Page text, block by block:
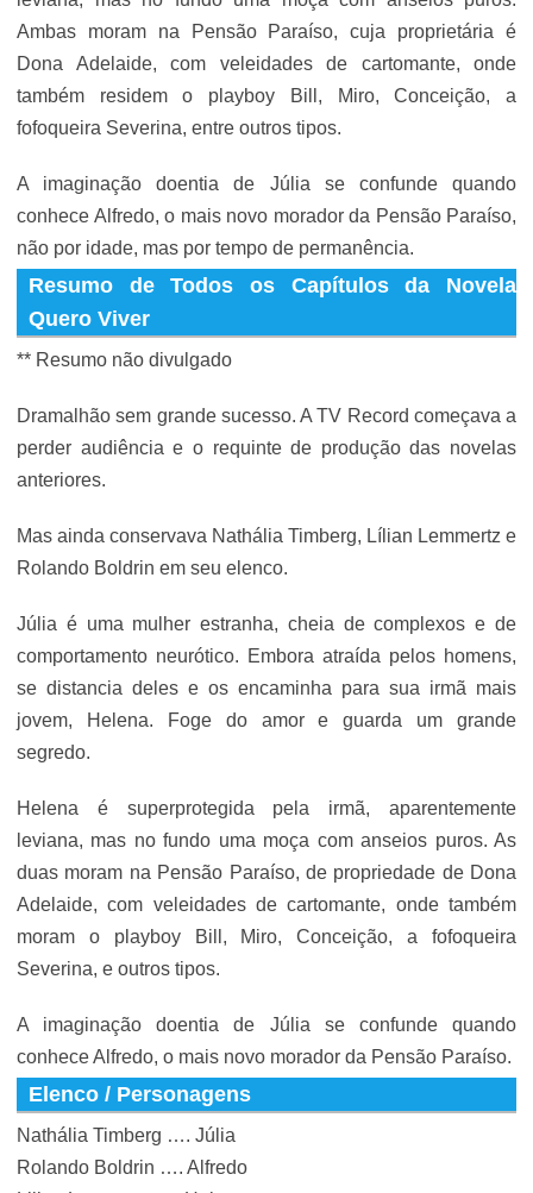
Ambas moram na Pensão Paraíso, cuja proprietária é
Dona Adelaide, com veleidades de cartomante, onde
também residem o playboy Bill, Miro, Conceição, a
fofoqueira Severina, entre outros tipos.
A imaginação doentia de Júlia se confunde quando
conhece Alfredo, o mais novo morador da Pensão Paraíso,
não por idade, mas por tempo de permanência.
Resumo de Todos os Capítulos da Novela
Quero Viver
** Resumo não divulgado
Dramalhão sem grande sucesso. A TV Record começava a
perder audiência e o requinte de produção das novelas
anteriores.
Mas ainda conservava Nathália Timberg, Lílian Lemmertz e
Rolando Boldrin em seu elenco.
Júlia é uma mulher estranha, cheia de complexos e de
comportamento neurótico. Embora atraída pelos homens,
se distancia deles e os encaminha para sua irmã mais
jovem, Helena. Foge do amor e guarda um grande
segredo.
Helena é superprotegida pela irmã, aparentemente
leviana, mas no fundo uma moça com anseios puros. As
duas moram na Pensão Paraíso, de propriedade de Dona
Adelaide, com veleidades de cartomante, onde também
moram o playboy Bill, Miro, Conceição, a fofoqueira
Severina, e outros tipos.
A imaginação doentia de Júlia se confunde quando
conhece Alfredo, o mais novo morador da Pensão Paraíso.
Elenco / Personagens
Nathália Timberg …. Júlia
Rolando Boldrin …. Alfredo